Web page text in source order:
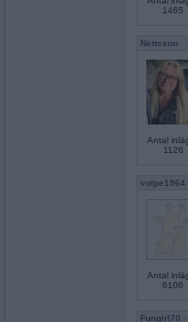
1465
Nettsson
Antal
1126
volpe1964
Antal
6106
Fungirl70